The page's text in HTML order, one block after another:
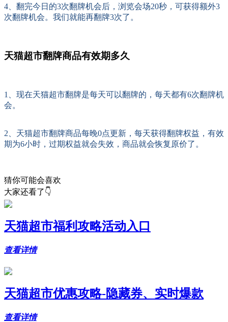
4、翻完今日的3次翻牌机会后，浏览会场20秒，可获得额外3
次翻牌机会。我们就能再翻牌3次了。
天猫超市翻牌商品有效期多久
1、现在天猫超市翻牌是每天可以翻牌的，每天都有6次翻牌机
会。
2、天猫超市翻牌商品每晚0点更新，每天获得翻牌权益，有效
期为6小时，过期权益就会失效，商品就会恢复原价了。
猜你可能会喜欢
大家还看了👇
天猫超市福利攻略活动入口
查看详情
天猫超市优惠攻略-隐藏券、实时爆款
查看详情